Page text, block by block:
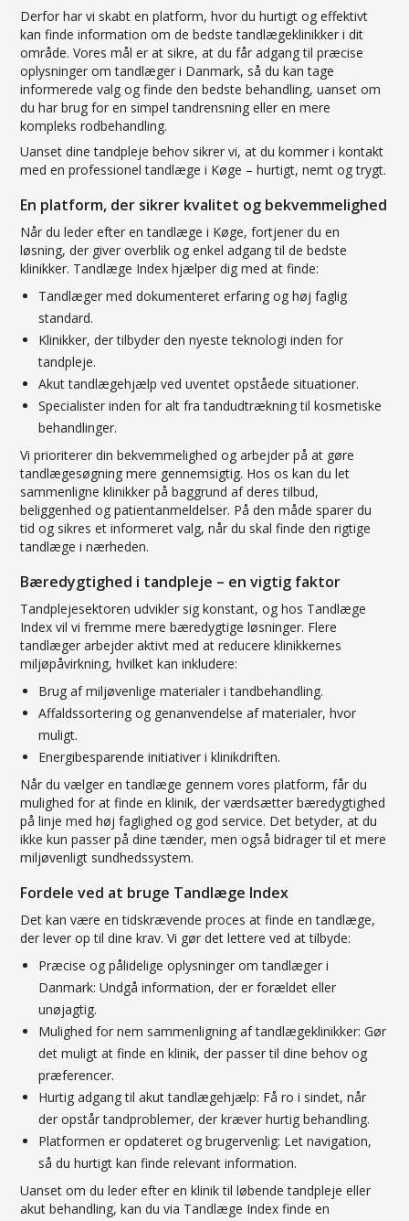
Derfor har vi skabt en platform, hvor du hurtigt og effektivt
kan finde information om de bedste tandlægeklinikker i dit
område. Vores mål er at sikre, at du får adgang til præcise
oplysninger om tandlæger i Danmark, så du kan tage
informerede valg og finde den bedste behandling, uanset om
du har brug for en simpel tandrensning eller en mere
kompleks rodbehandling.
Uanset dine tandpleje behov sikrer vi, at du kommer i kontakt
med en professionel tandlæge i Køge – hurtigt, nemt og trygt.
En platform, der sikrer kvalitet og bekvemmelighed
Når du leder efter en tandlæge i Køge, fortjener du en
løsning, der giver overblik og enkel adgang til de bedste
klinikker. Tandlæge Index hjælper dig med at finde:
Tandlæger med dokumenteret erfaring og høj faglig
standard.
Klinikker, der tilbyder den nyeste teknologi inden for
tandpleje.
Akut tandlægehjælp ved uventet opståede situationer.
Specialister inden for alt fra tandudtrækning til kosmetiske
behandlinger.
Vi prioriterer din bekvemmelighed og arbejder på at gøre
tandlægesøgning mere gennemsigtig. Hos os kan du let
sammenligne klinikker på baggrund af deres tilbud,
beliggenhed og patientanmeldelser. På den måde sparer du
tid og sikres et informeret valg, når du skal finde den rigtige
tandlæge i nærheden.
Bæredygtighed i tandpleje – en vigtig faktor
Tandplejesektoren udvikler sig konstant, og hos Tandlæge
Index vil vi fremme mere bæredygtige løsninger. Flere
tandlæger arbejder aktivt med at reducere klinikkernes
miljøpåvirkning, hvilket kan inkludere:
Brug af miljøvenlige materialer i tandbehandling.
Affaldssortering og genanvendelse af materialer, hvor
muligt.
Energibesparende initiativer i klinikdriften.
Når du vælger en tandlæge gennem vores platform, får du
mulighed for at finde en klinik, der værdsætter bæredygtighed
på linje med høj faglighed og god service. Det betyder, at du
ikke kun passer på dine tænder, men også bidrager til et mere
miljøvenligt sundhedssystem.
Fordele ved at bruge Tandlæge Index
Det kan være en tidskrævende proces at finde en tandlæge,
der lever op til dine krav. Vi gør det lettere ved at tilbyde:
Præcise og pålidelige oplysninger om tandlæger i
Danmark: Undgå information, der er forældet eller
unøjagtig.
Mulighed for nem sammenligning af tandlægeklinikker: Gør
det muligt at finde en klinik, der passer til dine behov og
præferencer.
Hurtig adgang til akut tandlægehjælp: Få ro i sindet, når
der opstår tandproblemer, der kræver hurtig behandling.
Platformen er opdateret og brugervenlig: Let navigation,
så du hurtigt kan finde relevant information.
Uanset om du leder efter en klinik til løbende tandpleje eller
akut behandling, kan du via Tandlæge Index finde en